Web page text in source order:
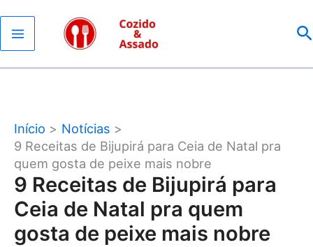
para
o
conteúdo
Início
Notícias
9 Receitas de Bijupirá para Ceia de Natal pra
quem gosta de peixe mais nobre
9 Receitas de Bijupirá para
Ceia de Natal pra quem
gosta de peixe mais nobre